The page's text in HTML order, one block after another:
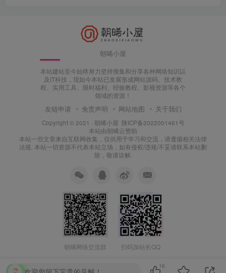
朝晞小屋
本站建站至今始终努力坚持搜集和分享各种网络知识以
及IT科技，现如今本站已发展形成网站源码、技术教
程、实用工具、限时福利、经验教程、影视资源等各个
领域的资源！
友链申请 免责声明 网站地图 关于我们
Copyright © 2021 · 朝晞小屋 陕ICP备2022001461号
本站由朝晞云赞助
本站一些文章来自互联网收集，仅供用于学习和交流，请遵循相关法律
法规. 本站一切资源不代表本站立场，如有侵权/违规/不妥请联系本站删
除，敬请谅解.
朝晞网络交流群 扫码加站长QQ
16